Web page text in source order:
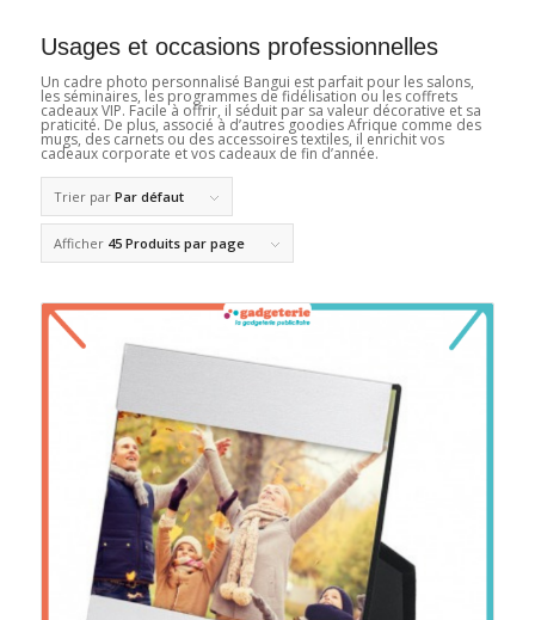
Usages et occasions professionnelles
Un cadre photo personnalisé Bangui est parfait pour les salons,
les séminaires, les programmes de fidélisation ou les coffrets
cadeaux VIP. Facile à offrir, il séduit par sa valeur décorative et sa
praticité. De plus, associé à d’autres goodies Afrique comme des
mugs, des carnets ou des accessoires textiles, il enrichit vos
cadeaux corporate et vos cadeaux de fin d’année.
Trier par Par défaut
Afficher 45 Produits par page